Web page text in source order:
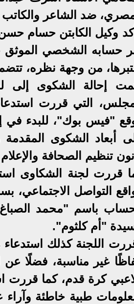
ضد الشاعر
وكيل الكابتن حسام
حسابه الشخصي
من وجهة نظره،
إحالة الشكوى إلى
التي قررت
"فيس بوك"، للبدء في
أبعاد الشكوى المقدمة
تنظيم الصحافة والإعلام رقم (180) لسنة 2018
قررت لجنة الشكاوى
التواصل الاجتماعي،
باسم "محمد
"أم كلثوم".
اللجنة كذلك
غير مناسبة، فضلًا
كرة قدم، كما قررت
طبية خاطئة وآراء